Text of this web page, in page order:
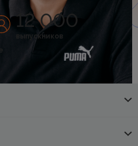
12 000
выпускников